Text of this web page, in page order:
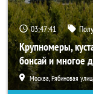
03:47:40
Крупномеры,
бонсай и многое
Москва, Рябиновая